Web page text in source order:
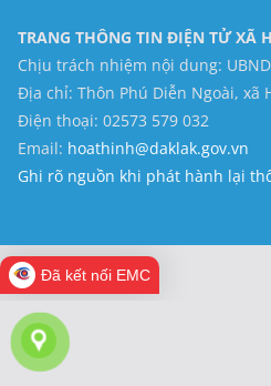
TRANG THÔNG TIN ĐIỆN TỬ XÃ
Chịu trách nhiệm nội dung:
Địa chỉ: Thôn Phú Diễn Ngoài, xã
Điện thoại: 02573 579 032
Email: hoathinh@daklak.gov.vn
Ghi rõ nguồn khi phát hành lại
Đã kết nối EMC